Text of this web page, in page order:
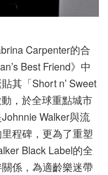
Carpenter的合
Best Friend》中
其「Short n’ Sweet
，於全球重點城市
Walker與流
程碑，更為了重塑
Black Label的全
係，為適齡樂迷帶